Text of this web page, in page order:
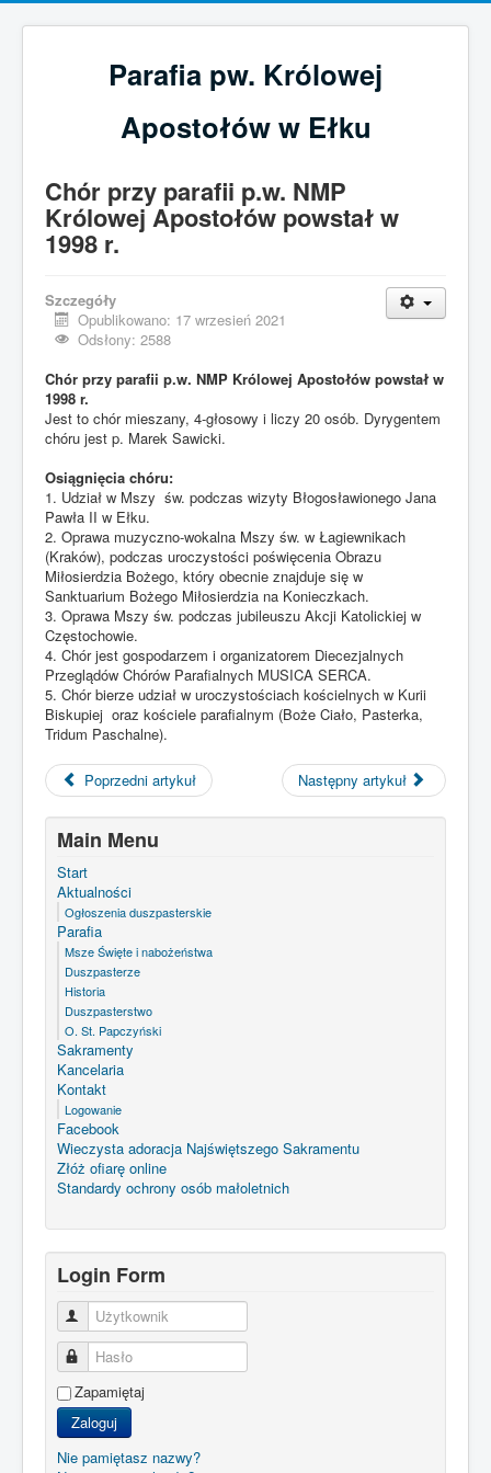
Parafia pw. Królowej
Apostołów w Ełku
Chór przy parafii p.w. NMP
Królowej Apostołów powstał w
1998 r.
Szczegóły
Opublikowano: 17 wrzesień 2021
Odsłony: 2588
Chór przy parafii p.w. NMP Królowej Apostołów powstał w
1998 r.
Jest to chór mieszany, 4-głosowy i liczy 20 osób. Dyrygentem
chóru jest p. Marek Sawicki.
Osiągnięcia chóru:
1. Udział w Mszy św. podczas wizyty Błogosławionego Jana
Pawła II w Ełku.
2. Oprawa muzyczno-wokalna Mszy św. w Łagiewnikach
(Kraków), podczas uroczystości poświęcenia Obrazu
Miłosierdzia Bożego, który obecnie znajduje się w
Sanktuarium Bożego Miłosierdzia na Konieczkach.
3. Oprawa Mszy św. podczas jubileuszu Akcji Katolickiej w
Częstochowie.
4. Chór jest gospodarzem i organizatorem Diecezjalnych
Przeglądów Chórów Parafialnych MUSICA SERCA.
5. Chór bierze udział w uroczystościach kościelnych w Kurii
Biskupiej oraz kościele parafialnym (Boże Ciało, Pasterka,
Tridum Paschalne).
Poprzedni artykuł Następny artykuł
Main Menu
Start
Aktualności
Ogłoszenia duszpasterskie
Parafia
Msze Święte i nabożeństwa
Duszpasterze
Historia
Duszpasterstwo
O. St. Papczyński
Sakramenty
Kancelaria
Kontakt
Logowanie
Facebook
Wieczysta adoracja Najświętszego Sakramentu
Złóż ofiarę online
Standardy ochrony osób małoletnich
Login Form
Użytkownik
Hasło
Zapamiętaj
Zaloguj
Nie pamiętasz nazwy?